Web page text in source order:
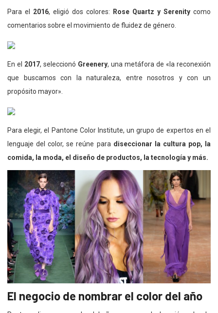
Para el 2016, eligió dos colores: Rose Quartz y Serenity como
comentarios sobre el movimiento de fluidez de género.
En el 2017, seleccionó Greenery, una metáfora de «la reconexión
que buscamos con la naturaleza, entre nosotros y con un
propósito mayor».
Para elegir, el Pantone Color Institute, un grupo de expertos en el
lenguaje del color, se reúne para diseccionar la cultura pop, la
comida, la moda, el diseño de productos, la tecnología y más.
El negocio de nombrar el color del año